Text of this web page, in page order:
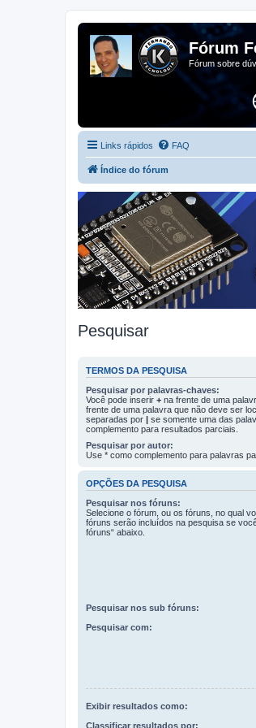
Fórum
Fórum sobre
Links rápidos FAQ
Índice do fórum
Pesquisar
TERMOS DA PESQUISA
Pesquisar por palavras-chaves:
Você pode inserir + na frente de uma
frente de uma palavra que não deve ser
separadas por | se somente uma das
complemento para resultados parciais.
Pesquisar por autor:
Use * como complemento para palavras
OPÇÕES DA PESQUISA
Pesquisar nos fóruns:
Selecione o fórum, ou os fóruns, no qual
fóruns serão incluídos na pesquisa se
fóruns“ abaixo.
Pesquisar nos sub fóruns:
Pesquisar com:
Exibir resultados como:
Classificar resultados por: